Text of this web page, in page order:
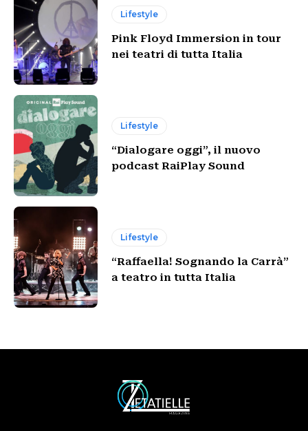
Lifestyle
Pink Floyd Immersion in tour
nei teatri di tutta Italia
Lifestyle
“Dialogare oggi”, il nuovo
podcast RaiPlay Sound
Lifestyle
“Raffaella! Sognando la Carrà”
a teatro in tutta Italia